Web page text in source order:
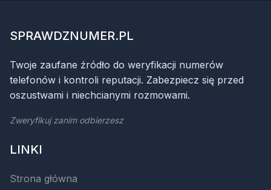
SPRAWDZNUMER.PL
Twoje zaufane źródło do weryfikacji numerów
telefonów i kontroli reputacji. Zabezpiecz się przed
oszustwami i niechcianymi rozmowami.
Zweryfikuj zanim odbierzesz
LINKI
Strona główna